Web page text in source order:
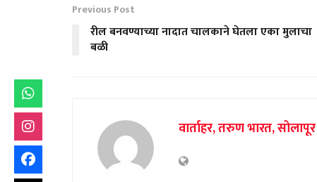
Previous Post
रील बनवण्याच्या नादात चालकाने घेतला एका मुलाचा
बळी
वार्ताहर, तरुण भारत, सोलापूर